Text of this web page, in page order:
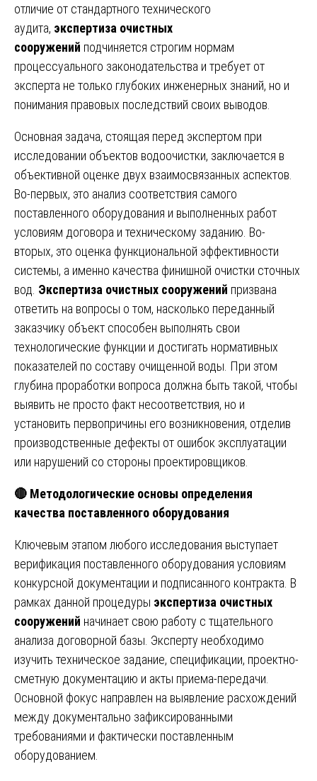
отличие от стандартного технического
аудита, экспертиза очистных
сооружений подчиняется строгим нормам
процессуального законодательства и требует от
эксперта не только глубоких инженерных знаний, но и
понимания правовых последствий своих выводов.
Основная задача, стоящая перед экспертом при
исследовании объектов водоочистки, заключается в
объективной оценке двух взаимосвязанных аспектов.
Во-первых, это анализ соответствия самого
поставленного оборудования и выполненных работ
условиям договора и техническому заданию. Во-
вторых, это оценка функциональной эффективности
системы, а именно качества финишной очистки сточных
вод. Экспертиза очистных сооружений призвана
ответить на вопросы о том, насколько переданный
заказчику объект способен выполнять свои
технологические функции и достигать нормативных
показателей по составу очищенной воды. При этом
глубина проработки вопроса должна быть такой, чтобы
выявить не просто факт несоответствия, но и
установить первопричины его возникновения, отделив
производственные дефекты от ошибок эксплуатации
или нарушений со стороны проектировщиков.
🔴 Методологические основы определения
качества поставленного оборудования
Ключевым этапом любого исследования выступает
верификация поставленного оборудования условиям
конкурсной документации и подписанного контракта. В
рамках данной процедуры экспертиза очистных
сооружений начинает свою работу с тщательного
анализа договорной базы. Эксперту необходимо
изучить техническое задание, спецификации, проектно-
сметную документацию и акты приема-передачи.
Основной фокус направлен на выявление расхождений
между документально зафиксированными
требованиями и фактически поставленным
оборудованием.